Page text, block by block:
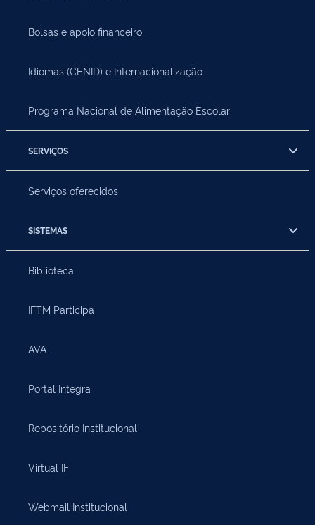
Bolsas e apoio financeiro
Idiomas (CENID) e Internacionalização
Programa Nacional de Alimentação Escolar
SERVIÇOS
Serviços oferecidos
SISTEMAS
Biblioteca
IFTM Participa
AVA
Portal Integra
Repositório Institucional
Virtual IF
Webmail Institucional